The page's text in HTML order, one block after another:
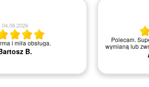
04.08.2026
i miła obsługa.
B.
Polecam.
wymianą lub